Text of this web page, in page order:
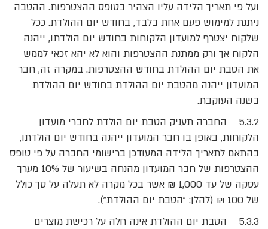
ועל פי תאריך הלידה עליו הצהיר בטופס ההצטרפות. ההטבה
ניתנת למימוש פעם אחת בלבד, בחודש יום ההולדת. ככל
שלקוח יצטרף למועדון הלקוחות בחודש יום הולדתו, ייהנה
הלקוח אך ורק ממתנת ההצטרפות והוא לא יהא זכאי לממש
את הטבת יום ההולדת בחודש ההצטרפות. במקרה זה, חבר
המועדון ייהנה מהטבת יום ההולדת בחודש יום ההולדת
בשנה העוקבת.
5.3.2 החברה תעניק הטבת יום הולדת לחברי מועדון
הלקוחות, באופן בו חבר המועדון ייהנה בחודש יום הולדתו,
בהתאם לתאריך הלידה המעודכן ברישומי החברה על פי טופס
ההצטרפות של חבר המועדון מהנחה בשיעור של 10% מערך
עסקה של עד 1,000 ₪ אשר בכל מקרה לא תעלה על סך כולל
של 100 ₪ (להלן: "הטבת יום ההולדת").
5.3.3 הטבת יום ההולדת אינה חלה על רכישת מוצרים